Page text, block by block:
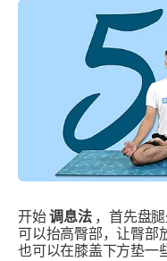
开始调息法，首先盘腿
可以抬高臀部，让臀部
也可以在膝盖下方垫一